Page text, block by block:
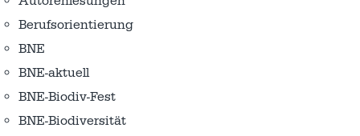
Berufsorientierung
BNE
BNE-aktuell
BNE-Biodiv-Fest
BNE-Biodiversität